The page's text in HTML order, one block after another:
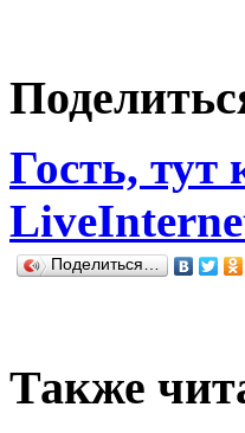
Гость,
Поделиться…
Также